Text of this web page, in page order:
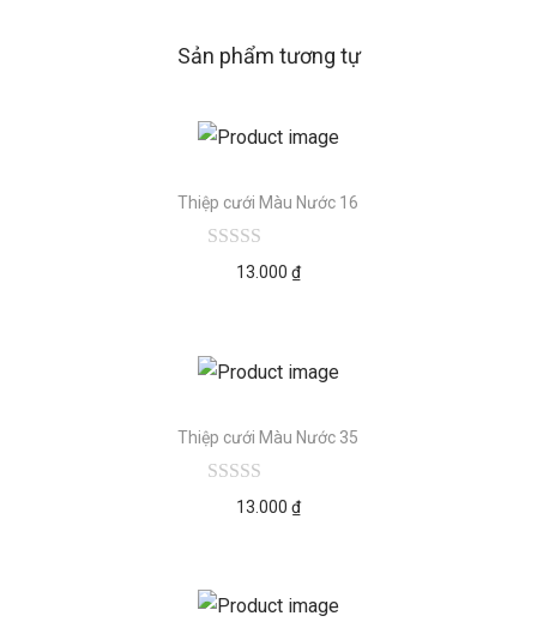
Sản phẩm tương tự
Thiệp cưới Màu Nước 16
13.000 ₫
Thiệp cưới Màu Nước 35
13.000 ₫